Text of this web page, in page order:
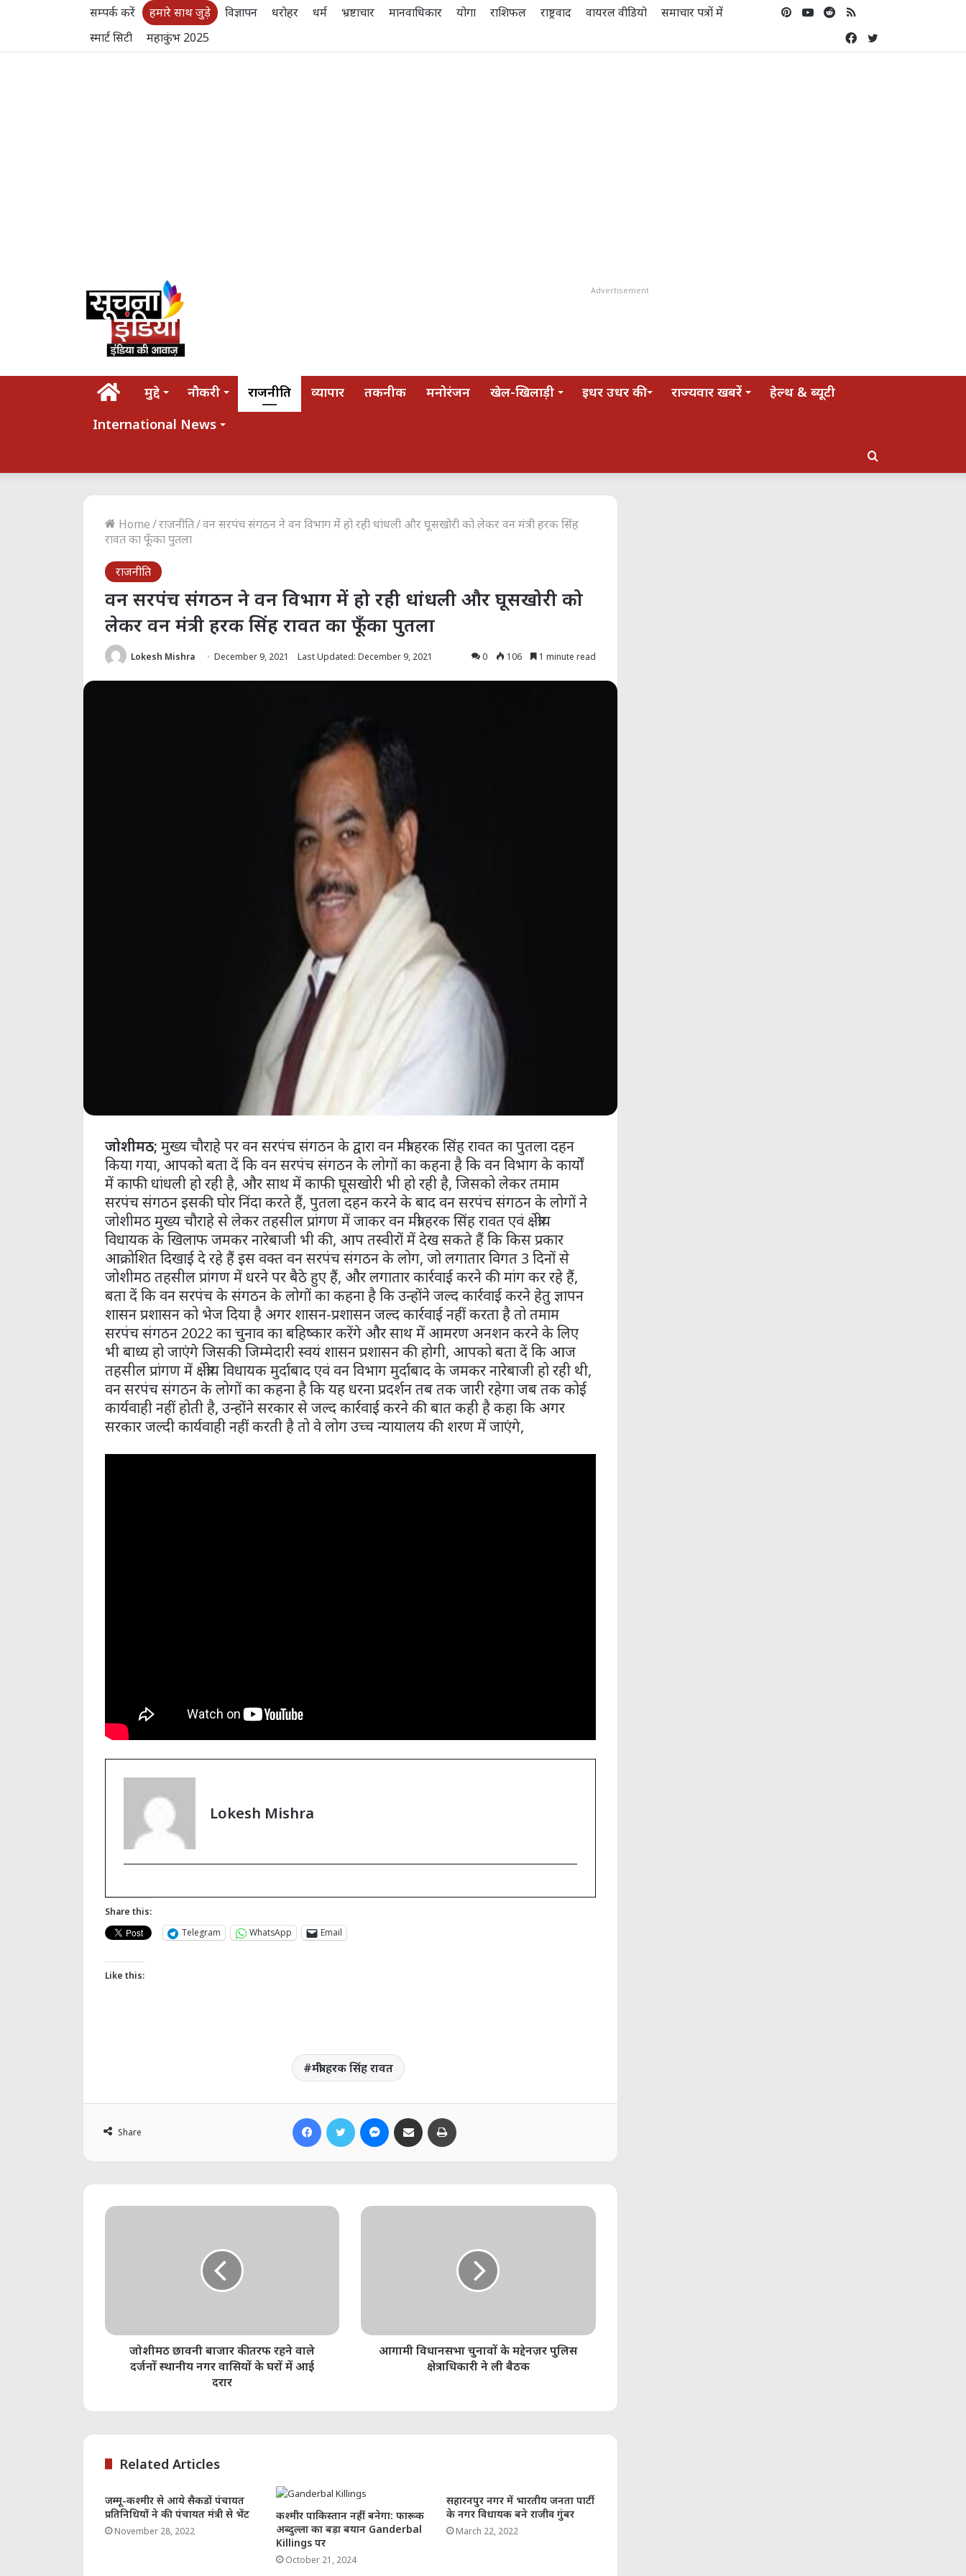
सम्पर्क करें हमारे साथ जुड़े विज्ञापन धरोहर धर्म भ्रष्टाचार मानवाधिकार योगा राशिफल राष्ट्रवाद वायरल वीडियो
समाचार पत्रों में
स्मार्ट सिटी
महाकुंभ 2025
RSS
Reddit
YouTube
Pinterest
Twitter
Facebook
Advertisement
होम मुद्दे नौकरी राजनीति व्यापार तकनीक मनोरंजन खेल-खिलाड़ी इधर उधर की राज्यवार खबरें
हेल्थ & ब्यूटी
International News
Search
Home/राजनीति/वन सरपंच संगठन ने वन विभाग में हो रही धांधली और घूसखोरी को लेकर वन मंत्री हरक सिंह
रावत का फूँका पुतला
राजनीति
वन सरपंच संगठन ने वन विभाग में हो रही धांधली और घूसखोरी को
लेकर वन मंत्री हरक सिंह रावत का फूँका पुतला
Lokesh Mishra December 9, 2021 Last Updated: December 9, 2021 0 106 1 minute read
जोशीमठ; मुख्य चौराहे पर वन सरपंच संगठन के द्वारा वन मंत्री हरक सिंह रावत का पुतला दहन
किया गया, आपको बता दें कि वन सरपंच संगठन के लोगों का कहना है कि वन विभाग के कार्यों
में काफी धांधली हो रही है, और साथ में काफी घूसखोरी भी हो रही है, जिसको लेकर तमाम
सरपंच संगठन इसकी घोर निंदा करते हैं, पुतला दहन करने के बाद वन सरपंच संगठन के लोगों ने
जोशीमठ मुख्य चौराहे से लेकर तहसील प्रांगण में जाकर वन मंत्री हरक सिंह रावत एवं क्षेत्रीय
विधायक के खिलाफ जमकर नारेबाजी भी की, आप तस्वीरों में देख सकते हैं कि किस प्रकार
आक्रोशित दिखाई दे रहे हैं इस वक्त वन सरपंच संगठन के लोग, जो लगातार विगत 3 दिनों से
जोशीमठ तहसील प्रांगण में धरने पर बैठे हुए हैं, और लगातार कार्रवाई करने की मांग कर रहे हैं,
बता दें कि वन सरपंच के संगठन के लोगों का कहना है कि उन्होंने जल्द कार्रवाई करने हेतु ज्ञापन
शासन प्रशासन को भेज दिया है अगर शासन-प्रशासन जल्द कार्रवाई नहीं करता है तो तमाम
सरपंच संगठन 2022 का चुनाव का बहिष्कार करेंगे और साथ में आमरण अनशन करने के लिए
भी बाध्य हो जाएंगे जिसकी जिम्मेदारी स्वयं शासन प्रशासन की होगी, आपको बता दें कि आज
तहसील प्रांगण में क्षेत्रीय विधायक मुर्दाबाद एवं वन विभाग मुर्दाबाद के जमकर नारेबाजी हो रही थी,
वन सरपंच संगठन के लोगों का कहना है कि यह धरना प्रदर्शन तब तक जारी रहेगा जब तक कोई
कार्यवाही नहीं होती है, उन्होंने सरकार से जल्द कार्रवाई करने की बात कही है कहा कि अगर
सरकार जल्दी कार्यवाही नहीं करती है तो वे लोग उच्च न्यायालय की शरण में जाएंगे,
Lokesh Mishra
Share this:
Telegram
WhatsApp Email
Like this:
मंत्री हरक सिंह रावत
Share
Facebook Twitter Messenger
Share via Email
जोशीमठ छावनी बाजार की तरफ रहने वाले
दर्जनों स्थानीय नगर वासियों के घरों में आई
दरार
आगामी विधानसभा चुनावों के मद्देनज़र पुलिस
क्षेत्राधिकारी ने ली बैठक
Related Articles
जम्मू-कश्मीर से आये सैकडों पंचायत
प्रतिनिधियों ने की पंचायत मंत्री से भेंट
November 28, 2022
कश्मीर पाकिस्तान नहीं बनेगा: फारूक
अब्दुल्ला का बड़ा बयान Ganderbal
Killings पर
October 21, 2024
सहारनपुर नगर में भारतीय जनता पार्टी
के नगर विधायक बने राजीव गुंबर
March 22, 2022